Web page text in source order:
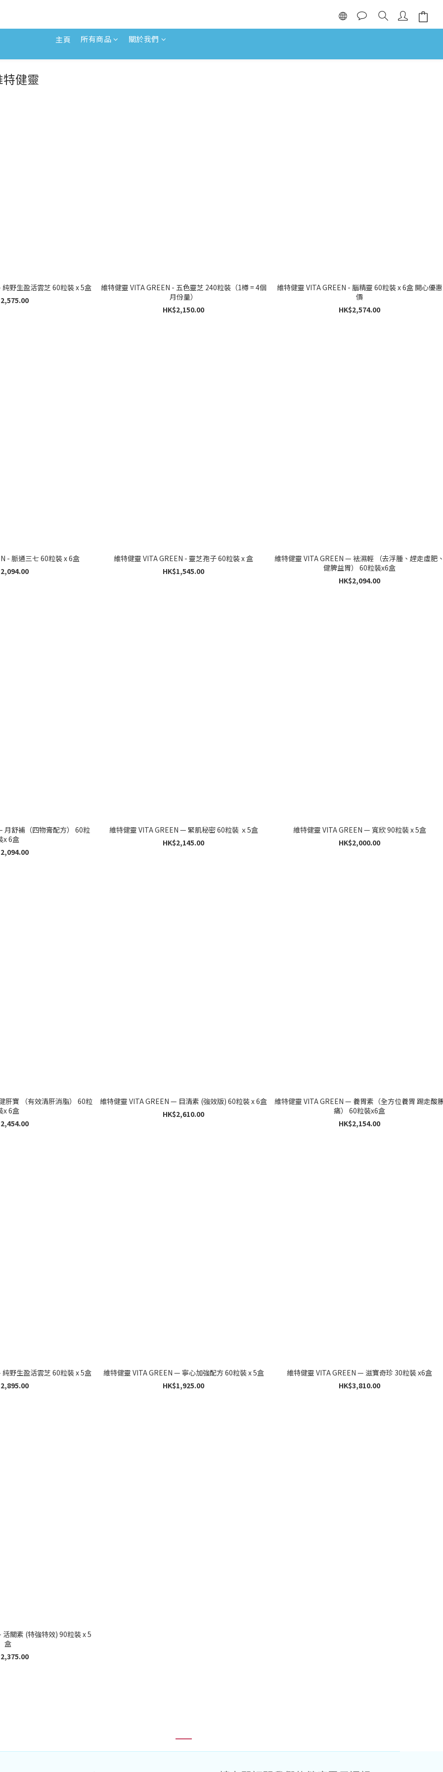
主頁 所有商品 關於我們
特健靈
維特健靈 VITA GREEN — 純野生盈活雲芝 60粒裝 x 5盒
維特健靈 VITA GREEN - 五色靈芝 240粒裝（1樽 = 4個
月份量）
HK$2,150.00
維特健靈 VITA GREEN - 腦精靈 60粒裝 x 6盒 開心優惠
價
HK$2,574.00
維特健靈 VITA GREEN - 脈通三七 60粒裝 x 6盒
維特健靈 VITA GREEN - 靈芝孢子 60粒裝 x 盒
HK$1,545.00
維特健靈 VITA GREEN — 袪濕輕 （去浮腫、趕走虛肥
健脾益胃） 60粒裝x6盒
HK$2,094.00
月舒補（四物膏配方） 60粒
x 6盒
維特健靈 VITA GREEN — 緊肌秘密 60粒裝 ｘ5盒
HK$2,145.00
維特健靈 VITA GREEN — 寬欣 90粒裝 x 5盒
HK$2,000.00
肝寶 （有效清肝消脂） 60粒
x 6盒
維特健靈 VITA GREEN — 目清素 (強效版) 60粒裝 x 6盒
HK$2,610.00
維特健靈 VITA GREEN — 養胃素（全方位養胃 踢走酸
痛） 60粒裝x6盒
HK$2,154.00
維特健靈 VITA GREEN — 純野生盈活雲芝 60粒裝 x 5盒
維特健靈 VITA GREEN — 寧心加強配方 60粒裝 x 5盒
HK$1,925.00
維特健靈 VITA GREEN — 滋寶奇珍 30粒裝 x6盒
HK$3,810.00
(特強特效) 90粒裝 x 5
盒